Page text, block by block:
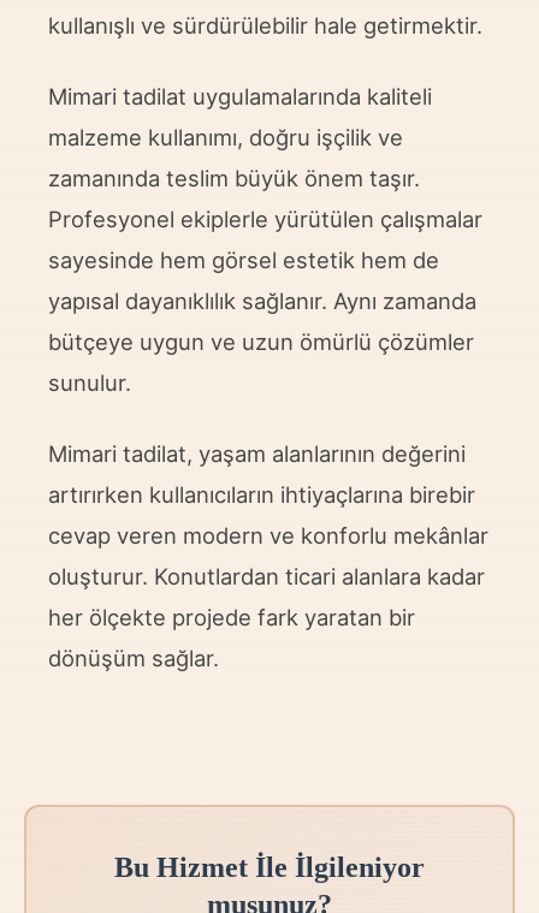
kullanışlı ve sürdürülebilir hale getirmektir.
Mimari tadilat uygulamalarında kaliteli
malzeme kullanımı, doğru işçilik ve
zamanında teslim büyük önem taşır.
Profesyonel ekiplerle yürütülen çalışmalar
sayesinde hem görsel estetik hem de
yapısal dayanıklılık sağlanır. Aynı zamanda
bütçeye uygun ve uzun ömürlü çözümler
sunulur.
Mimari tadilat, yaşam alanlarının değerini
artırırken kullanıcıların ihtiyaçlarına birebir
cevap veren modern ve konforlu mekânlar
oluşturur. Konutlardan ticari alanlara kadar
her ölçekte projede fark yaratan bir
dönüşüm sağlar.
Bu Hizmet İle İlgileniyor
musunuz?